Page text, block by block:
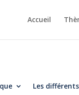
Accueil
Les